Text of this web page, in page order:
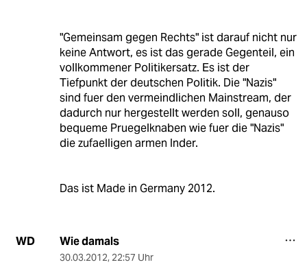
"Gemeinsam gegen Rechts" ist darauf nicht nur
keine Antwort, es ist das gerade Gegenteil, ein
vollkommener Politikersatz. Es ist der
Tiefpunkt der deutschen Politik. Die "Nazis"
sind fuer den vermeindlichen Mainstream, der
dadurch nur hergestellt werden soll, genauso
bequeme Pruegelknaben wie fuer die "Nazis"
die zufaelligen armen Inder.
Das ist Made in Germany 2012.
WD Wie damals
30.03.2012, 22:57 Uhr